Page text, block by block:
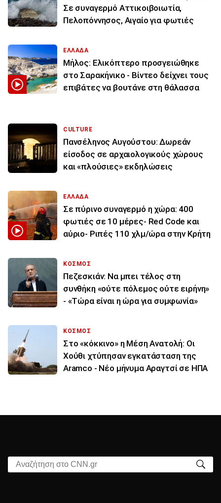
Σε συναγερμό Αττικοιβοιωτία,
Πελοπόννησος, Αιγαίο για φωτιές
ΕΛΛΑΔΑ
Μήλος: Ελικόπτερο προσγειώθηκε
στο Σαρακήνικο - Βίντεο δείχνει τους
επιβάτες να βουτάνε στη θάλασσα
CULTURE
Πανσέληνος Αυγούστου: Δωρεάν
είσοδος σε αρχαιολογικούς χώρους
και «πλούσιες» εκδηλώσεις
ΕΛΛΑΔΑ
Σε πύρινο συναγερμό η χώρα: 400
φωτιές σε 10 μέρες- Red Code και
αύριο- Ριπές 110 χλμ/ώρα στην Κρήτη
ΚΟΣΜΟΣ
Πεζεσκιάν: Να μπει τέλος στη
συνθήκη «ούτε πόλεμος ούτε ειρήνη»
- «Τώρα είναι η ώρα για συμφωνία»
ΚΟΣΜΟΣ
Στο «κόκκινο» η Μέση Ανατολή: Οι
Χούθι χτύπησαν εγκατάσταση της
Aramco - Νέο μήνυμα Αραγτσί σε ΗΠΑ
Αναζήτηση στο CNN.gr